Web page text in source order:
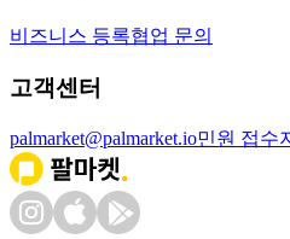
비즈니스 등록협업 문의
고객센터
palmarket@palmarket.io민원 접수